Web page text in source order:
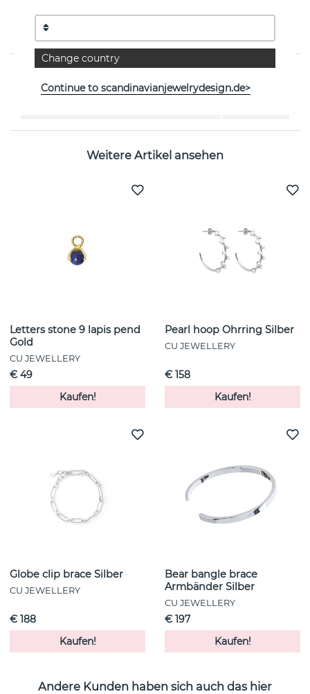
Bear elastic brace Armbänder sand i Recyceltes
Silber/rhodiumplattiert von der schwedischen Marke CU
JEWELLERY
Weitere Artikel ansehen
Letters stone 9 lapis pend
Gold
CU JEWELLERY
€ 49
Kaufen!
Pearl hoop Ohrring Silber
CU JEWELLERY
€ 158
Kaufen!
Globe clip brace Silber
CU JEWELLERY
€ 188
Kaufen!
Bear bangle brace
Armbänder Silber
CU JEWELLERY
€ 197
Kaufen!
Andere Kunden haben sich auch das hier
Change country
Continue to scandinavianjewelrydesign.de>